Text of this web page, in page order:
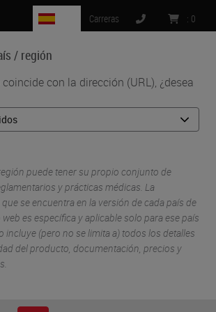
/ región
con la dirección (URL), ¿desea
puede tener su propio conjunto de
y prácticas médicas. La
se encuentra en la versión de cada país de
es específica y aplicable solo para ese país
incluye (pero no se limita a) todos los detalles
del producto, documentación, precios y
Carreras : 0
MENU
ADLM 2025 Clinical Lab Expo